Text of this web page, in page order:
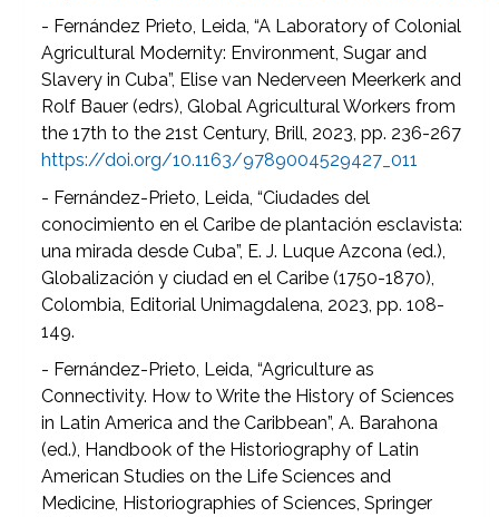
- Fernández Prieto, Leida, “A Laboratory of Colonial
Agricultural Modernity: Environment, Sugar and
Slavery in Cuba”, Elise van Nederveen Meerkerk and
Rolf Bauer (edrs), Global Agricultural Workers from
the 17th to the 21st Century, Brill, 2023, pp. 236-267
https://doi.org/10.1163/9789004529427_011
- Fernández-Prieto, Leida, “Ciudades del
conocimiento en el Caribe de plantación esclavista:
una mirada desde Cuba”, E. J. Luque Azcona (ed.),
Globalización y ciudad en el Caribe (1750-1870),
Colombia, Editorial Unimagdalena, 2023, pp. 108-
149.
- Fernández-Prieto, Leida, “Agriculture as
Connectivity. How to Write the History of Sciences
in Latin America and the Caribbean”, A. Barahona
(ed.), Handbook of the Historiography of Latin
American Studies on the Life Sciences and
Medicine, Historiographies of Sciences, Springer